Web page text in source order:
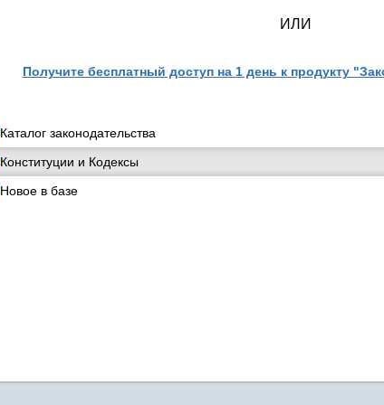
ИЛИ
Получите бесплатный доступ на 1 день к продукту
Каталог законодательства
Конституции и Кодексы
Новое в базе